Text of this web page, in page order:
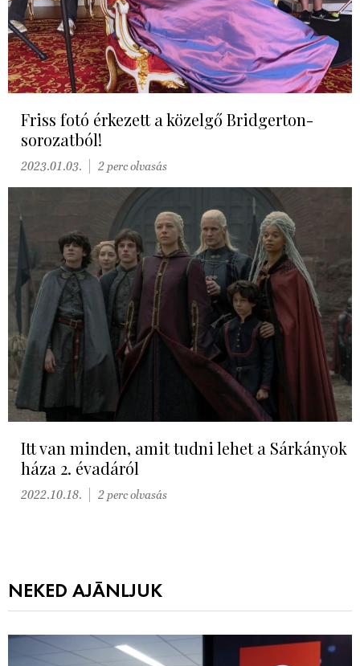
Friss fotó érkezett a közelgő Bridgerton-
sorozatból!
2023.01.03. 2 perc olvasás
Itt van minden, amit tudni lehet a Sárkányok
háza 2. évadáról
2022.10.18. 2 perc olvasás
NEKED AJÁNLJUK